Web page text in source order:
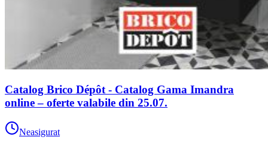
Catalog Brico Dépôt - Catalog Gama Imandra
online – oferte valabile din 25.07.
Neasigurat